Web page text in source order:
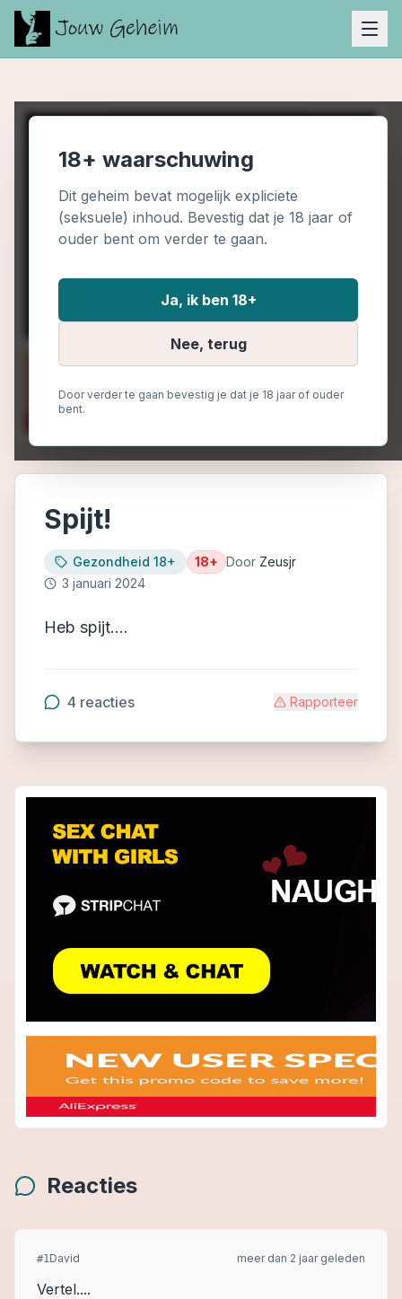
18+ waarschuwing
Dit geheim bevat mogelijk expliciete
(seksuele) inhoud. Bevestig dat je 18 jaar of
ouder bent om verder te gaan.
Ja, ik ben 18+
Nee, terug
Door verder te gaan bevestig je dat je 18 jaar of ouder
bent.
Spijt!
Gezondheid 18+ 18+ Door Zeusjr
3 januari 2024
Heb spijt....
4 reacties Rapporteer
Reacties
#1David meer dan 2 jaar geleden
Vertel....